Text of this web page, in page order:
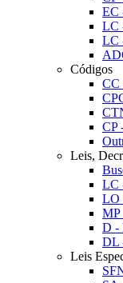
EC
LC
LC
Códigos
CC
CP
Leis,
LC
LO
MP
D -
DL
Leis